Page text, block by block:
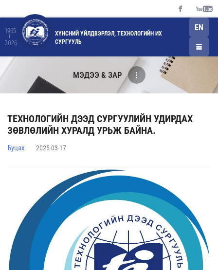
1965
2026
ХҮНСНИЙ ҮЙЛДВЭРЛЭЛ, ТЕХНОЛОГИЙН ИХ
СУРГУУЛЬ
EN
МЭДЭЭ & ЗАР
ТЕХНОЛОГИЙН ДЭЭД СУРГУУЛИЙН УДИРДАХ
ЗӨВЛӨЛИЙН ХУРАЛД УРЬЖ БАЙНА.
Буцах 2025-03-17